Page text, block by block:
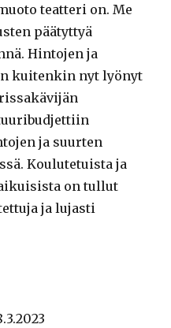
teatteri on. Me
päätyttyä
Hintojen ja
kuitenkin nyt lyönyt
ja suurten
Koulutetuista ja
on tullut
ja lujasti